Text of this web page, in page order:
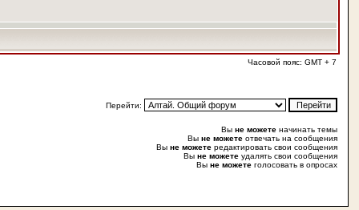
Часовой пояс: GMT + 7
Перейти:
Вы не можетеначинать темы
Вы не можетеотвечать на сообщения
Вы не можетередактировать свои сообщения
Вы не можетеудалять свои сообщения
Вы не можетеголосовать в опросах